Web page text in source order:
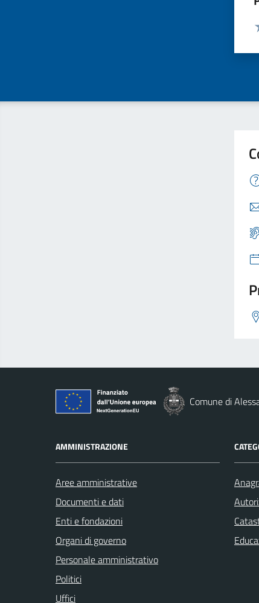
Comune di
AMMINISTRAZIONE
Aree amministrative
Documenti e dati
Enti e fondazioni
Organi di governo
Personale amministrativo
Politici
Uffici